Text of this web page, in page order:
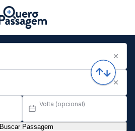
Volta (opcional)
Buscar Passagem